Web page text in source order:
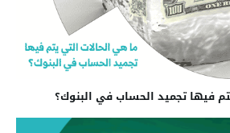
فيها تجميد الحساب في البنوك؟